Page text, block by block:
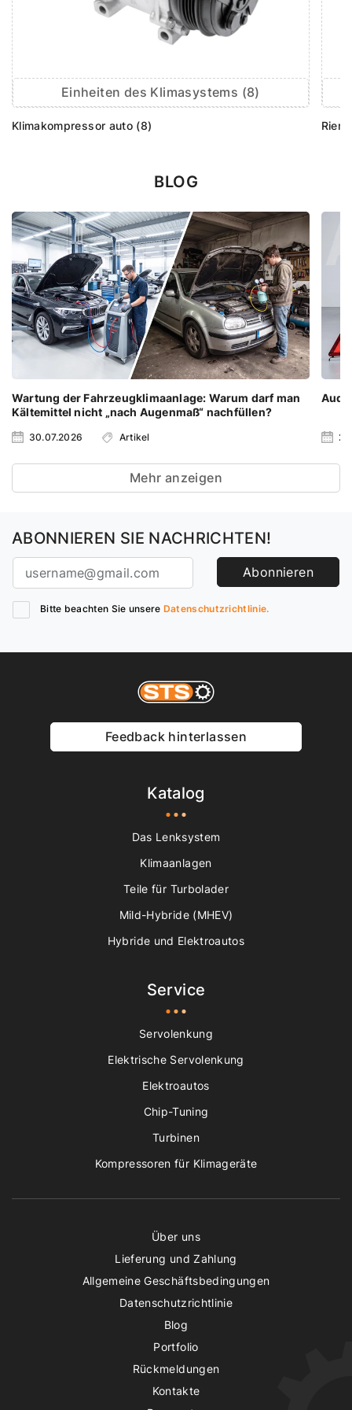
Einheiten des Klimasystems (8)
Klimakompressor auto (8)
BLOG
Wartung der Fahrzeugklimaanlage: Warum darf man
Kältemittel nicht „nach Augenmaß“ nachfüllen?
30.07.2026 Artikel
Audi
Mehr anzeigen
ABONNIEREN SIE NACHRICHTEN!
Abonnieren
Bitte beachten Sie unsere Datenschutzrichtlinie.
Feedback hinterlassen
Katalog
Das Lenksystem
Klimaanlagen
Teile für Turbolader
Mild-Hybride (MHEV)
Hybride und Elektroautos
Service
Servolenkung
Elektrische Servolenkung
Elektroautos
Chip-Tuning
Turbinen
Kompressoren für Klimageräte
Über uns
Lieferung und Zahlung
Allgemeine Geschäftsbedingungen
Datenschutzrichtlinie
Blog
Portfolio
Rückmeldungen
Kontakte